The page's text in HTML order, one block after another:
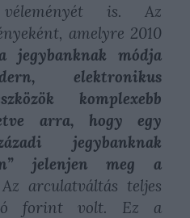
is. Az
amelyre 2010
jegybanknak módja
elektronikus
komplexebb
arra, hogy egy
jegybanknak
jelenjen meg a
Az arculatváltás teljes
forint volt. Ez a